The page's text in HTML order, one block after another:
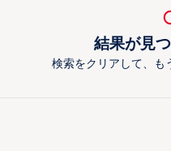
結果が見
検索をクリアして、も